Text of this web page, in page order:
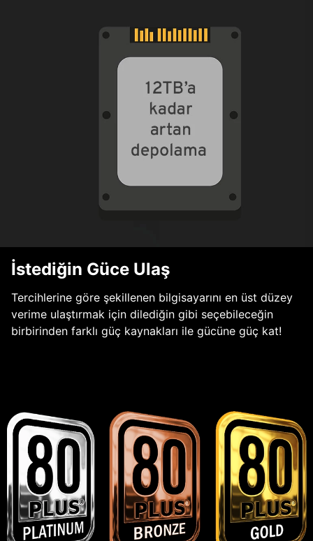
İstediğin Güce Ulaş
Tercihlerine göre şekillenen bilgisayarını en üst düzey
verime ulaştırmak için dilediğin gibi seçebileceğin
birbirinden farklı güç kaynakları ile gücüne güç kat!